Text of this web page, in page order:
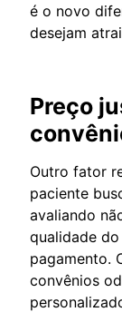
é o novo
desejam
Preço
Outro fator
paciente
avaliando
qualidade
pagamento.
convênios